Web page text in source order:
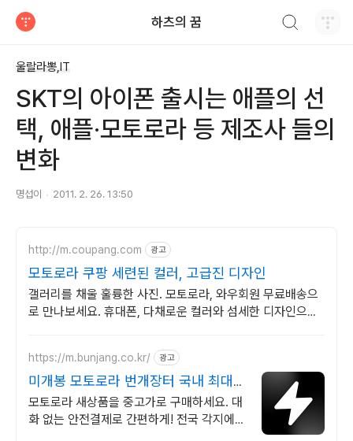
하츠의 꿈
울랄라뽕,IT
SKT의 아이폰 출시는 애플의 선
택, 애플·모토로라 등 제조사 들의
변화
명섭이 2011. 2. 26. 13:50
http://m.coupang.com 광고
모토로라 쿠팡 세련된 컬러, 고급진 디자인
갤러리를 채울 훌륭한 사진. 모토로라, 와우회원 무료배송으
로 만나보세요. 휴대폰, 다채로운 컬러와 섬세한 디자인으로
https://m.bunjang.co.kr/ 광고
미개봉 모토로라 번개장터 국내 최대
브랜드 중고거래
모토로라 새상품을 중고가로 구매하세요. 대
화 없는 안전결제로 간편하게! 전국 각지에서